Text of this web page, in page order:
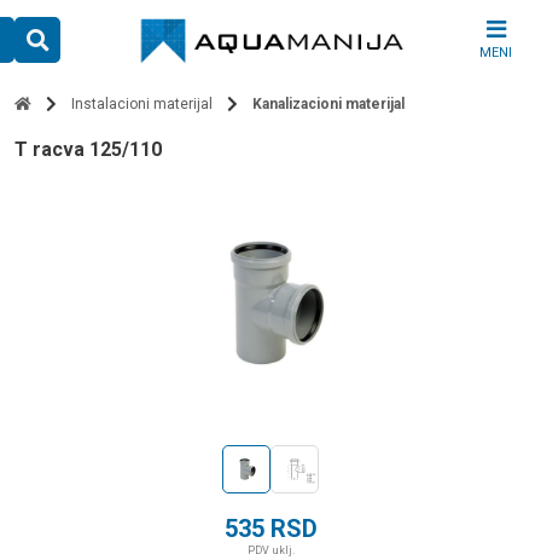
content
MENI
Instalacioni materijal Kanalizacioni materijal
t racva 125/110
535 RSD
PDV uklj.